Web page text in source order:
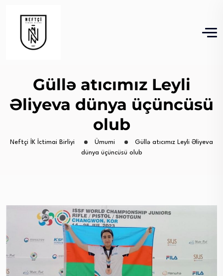
Güllə atıcımız Leyli
Əliyeva dünya üçüncüsü
olub
Neftçi İK İctimai Birliyi Ümumi
Güllə atıcımız Leyli Əliyeva
dünya üçüncüsü olub